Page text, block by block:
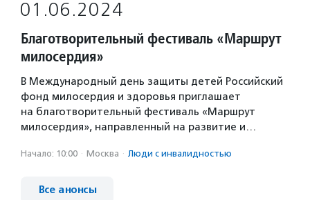
01.06.2024
Благотворительный фестиваль «Маршрут
милосердия»
В Международный день защиты детей Российский
фонд милосердия и здоровья приглашает
на благотворительный фестиваль «Маршрут
милосердия», направленный на развитие и…
Начало: 10:00 · Москва · Люди с инвалидностью
Все анонсы